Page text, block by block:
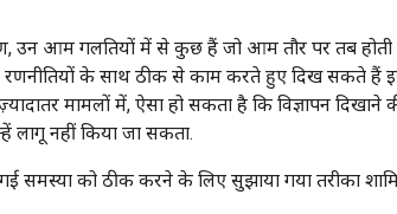
उन आम गलतियों में से कुछ हैं जो आम तौर पर तब
रणनीतियों के साथ ठीक से काम करते हुए दिख सकते हैं
मामलों में, ऐसा हो सकता है कि विज्ञापन
लागू नहीं किया जा सकता.
समस्या को ठीक करने के लिए सुझाया गया तरीका